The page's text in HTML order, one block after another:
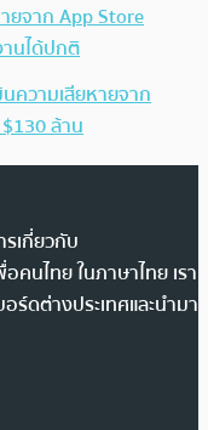
ยจาก App Store
นได้ปกติ
นความเสียหายจาก
ล้าน
เกี่ยวกับ
คนไทย ในภาษาไทย เรา
ร์ดต่างประเทศและนำมา